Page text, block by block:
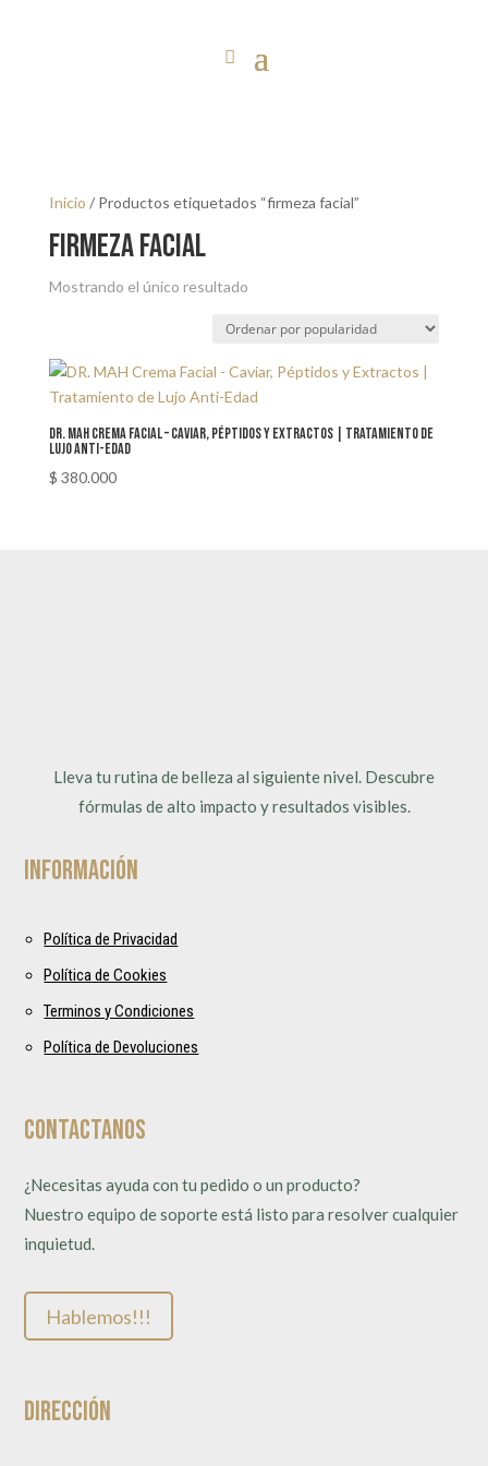
Inicio / Productos etiquetados “firmeza facial”
firmeza facial
Mostrando el único resultado
DR. MAH Crema Facial – Caviar, Péptidos y Extractos | Tratamiento de
Lujo Anti-Edad
$ 380.000
Lleva tu rutina de belleza al siguiente nivel. Descubre
fórmulas de alto impacto y resultados visibles.
Información
Política de Privacidad
Política de Cookies
Terminos y Condiciones
Política de Devoluciones
Contactanos
¿Necesitas ayuda con tu pedido o un producto?
Nuestro equipo de soporte está listo para resolver cualquier
inquietud.
Hablemos!!!
Dirección